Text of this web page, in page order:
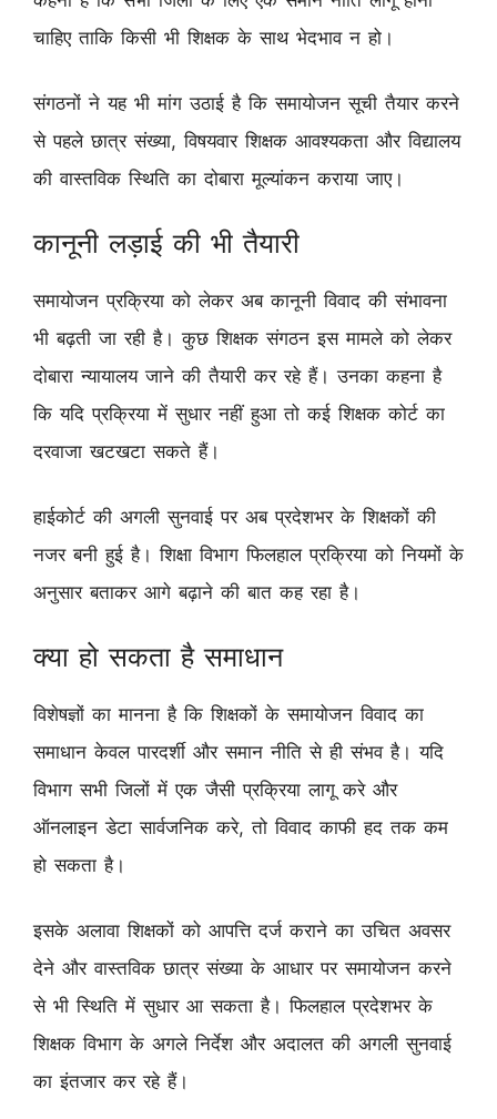
चाहिए ताकि किसी भी शिक्षक के साथ भेदभाव न हो।
संगठनों ने यह भी मांग उठाई है कि समायोजन सूची तैयार करने
से पहले छात्र संख्या, विषयवार शिक्षक आवश्यकता और विद्यालय
की वास्तविक स्थिति का दोबारा मूल्यांकन कराया जाए।
कानूनी लड़ाई की भी तैयारी
समायोजन प्रक्रिया को लेकर अब कानूनी विवाद की संभावना
भी बढ़ती जा रही है। कुछ शिक्षक संगठन इस मामले को लेकर
दोबारा न्यायालय जाने की तैयारी कर रहे हैं। उनका कहना है
कि यदि प्रक्रिया में सुधार नहीं हुआ तो कई शिक्षक कोर्ट का
दरवाजा खटखटा सकते हैं।
हाईकोर्ट की अगली सुनवाई पर अब प्रदेशभर के शिक्षकों की
नजर बनी हुई है। शिक्षा विभाग फिलहाल प्रक्रिया को नियमों के
अनुसार बताकर आगे बढ़ाने की बात कह रहा है।
क्या हो सकता है समाधान
विशेषज्ञों का मानना है कि शिक्षकों के समायोजन विवाद का
समाधान केवल पारदर्शी और समान नीति से ही संभव है। यदि
विभाग सभी जिलों में एक जैसी प्रक्रिया लागू करे और
ऑनलाइन डेटा सार्वजनिक करे, तो विवाद काफी हद तक कम
हो सकता है।
इसके अलावा शिक्षकों को आपत्ति दर्ज कराने का उचित अवसर
देने और वास्तविक छात्र संख्या के आधार पर समायोजन करने
से भी स्थिति में सुधार आ सकता है। फिलहाल प्रदेशभर के
शिक्षक विभाग के अगले निर्देश और अदालत की अगली सुनवाई
का इंतजार कर रहे हैं।